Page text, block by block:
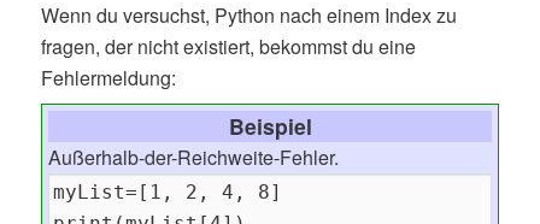
Wenn du versuchst, Python nach einem Index zu
fragen, der nicht existiert, bekommst du eine
Fehlermeldung:
Beispiel
Außerhalb-der-Reichweite-Fehler.